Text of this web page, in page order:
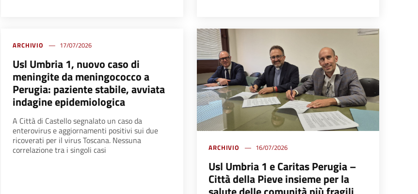
ARCHIVIO 17/07/2026
Usl Umbria 1, nuovo caso di
meningite da meningococco a
Perugia: paziente stabile, avviata
indagine epidemiologica
A Città di Castello segnalato un caso da
enterovirus e aggiornamenti positivi sui due
ricoverati per il virus Toscana. Nessuna
correlazione tra i singoli casi
ARCHIVIO 16/07/2026
Usl Umbria 1 e Caritas Perugia –
Città della Pieve insieme per la